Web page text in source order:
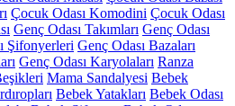
Çocuk Odası Komodini Çocuk Odası
Genç Odası Takımları Genç Odası
Şifonyerleri Genç Odası Bazaları
Genç Odası Karyolaları Ranza
Mama Sandalyesi Bebek
Bebek Yatakları Bebek Odası